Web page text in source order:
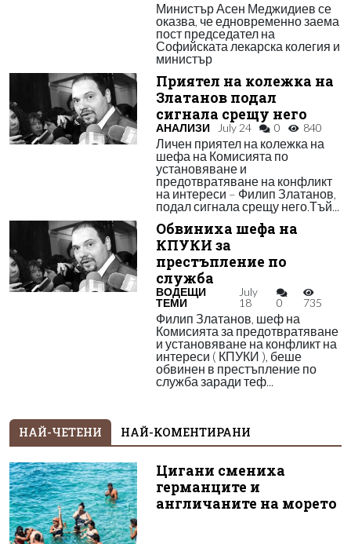
Министър Асен Меджидиев се
оказва, че едновременно заема
пост председател на
Софийската лекарска колегия и
министър
Приятел на колежка на
Златанов подал
сигнала срещу него
АНАЛИЗИ July 24 0 840
Личен приятел на колежка на
шефа на Комисията по
установяване и
предотвратяване на конфликт
на интереси – Филип Златанов,
подал сигнала срещу него.Тъй...
Обвиниха шефа на
КПУКИ за
престъпление по
служба
ВОДЕЩИ
ТЕМИ
July
18
0 735
Филип Златанов, шеф на
Комисията за предотвратяване
и установяване на конфликт на
интереси ( КПУКИ ), беше
обвинен в престъпление по
служба заради теф...
НАЙ-ЧЕТЕНИ НАЙ-КОМЕНТИРАНИ
Цигани смениха
германците и
англичаните на морето